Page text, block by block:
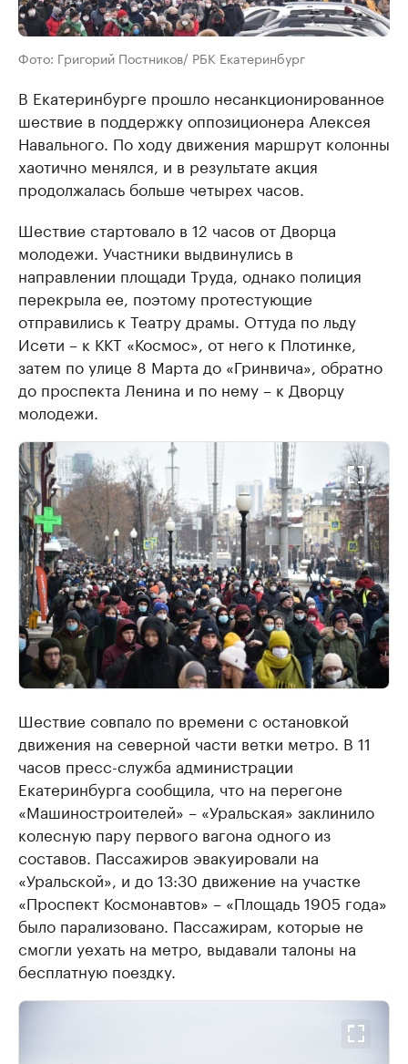
Фото: Григорий Постников/ РБК Екатеринбург
В Екатеринбурге прошло несанкционированное
шествие в поддержку оппозиционера Алексея
Навального. По ходу движения маршрут колонны
хаотично менялся, и в результате акция
продолжалась больше четырех часов.
Шествие стартовало в 12 часов от Дворца
молодежи. Участники выдвинулись в
направлении площади Труда, однако полиция
перекрыла ее, поэтому протестующие
отправились к Театру драмы. Оттуда по льду
Исети – к ККТ «Космос», от него к Плотинке,
затем по улице 8 Марта до «Гринвича», обратно
до проспекта Ленина и по нему – к Дворцу
молодежи.
Шествие совпало по времени с остановкой
движения на северной части ветки метро. В 11
часов пресс-служба администрации
Екатеринбурга сообщила, что на перегоне
«Машиностроителей» – «Уральская» заклинило
колесную пару первого вагона одного из
составов. Пассажиров эвакуировали на
«Уральской», и до 13:30 движение на участке
«Проспект Космонавтов» – «Площадь 1905 года»
было парализовано. Пассажирам, которые не
смогли уехать на метро, выдавали талоны на
бесплатную поездку.